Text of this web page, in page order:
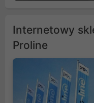
Internetowy
Proline